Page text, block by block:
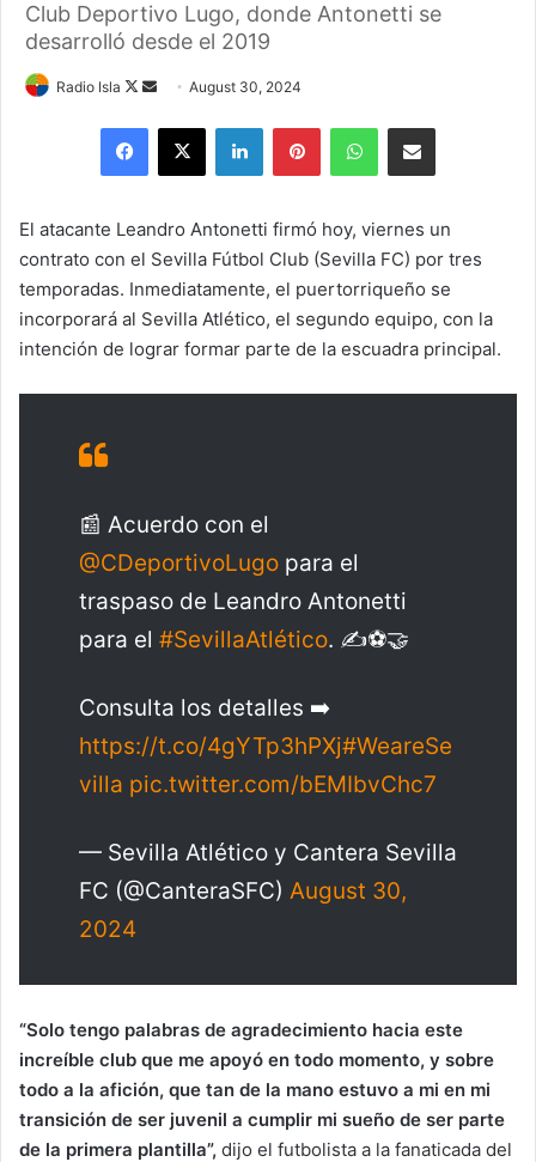
Club Deportivo Lugo, donde Antonetti se
desarrolló desde el 2019
Radio Isla
Follow
Send
email
August 30, 2024
Facebook
X LinkedInPinterestWhatsAppShare via Email
El atacante Leandro Antonetti firmó hoy, viernes un
contrato con el Sevilla Fútbol Club (Sevilla FC) por tres
temporadas. Inmediatamente, el puertorriqueño se
incorporará al Sevilla Atlético, el segundo equipo, con la
intención de lograr formar parte de la escuadra principal.
📰 Acuerdo con el
@CDeportivoLugo para el
traspaso de Leandro Antonetti
para el #SevillaAtlético. ✍️⚽️🤝
Consulta los detalles ➡️
https://t.co/4gYTp3hPXj#WeareSe
villa pic.twitter.com/bEMIbvChc7
— Sevilla Atlético y Cantera Sevilla
FC (@CanteraSFC) August 30,
2024
“Solo tengo palabras de agradecimiento hacia este
increíble club que me apoyó en todo momento, y sobre
todo a la afición, que tan de la mano estuvo a mi en mi
transición de ser juvenil a cumplir mi sueño de ser parte
de la primera plantilla”, dijo el futbolista a la fanaticada del